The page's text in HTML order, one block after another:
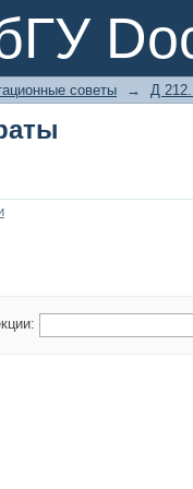
советы → Д